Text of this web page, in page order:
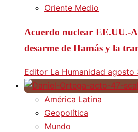
Oriente Medio
Acuerdo nuclear EE.UU.-
desarme de Hamás y la
Editor La Humanidad agosto
América Latina
Geopolítica
Mundo